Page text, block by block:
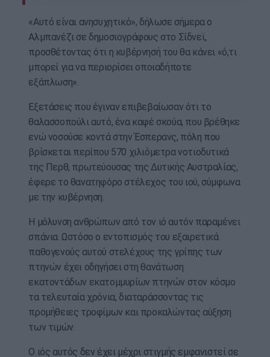
«Αυτό είναι ανησυχητικό», δήλωσε σήμερα ο
Αλμπανέζι σε δημοσιογράφους στο Σίδνεϊ,
προσθέτοντας ότι η κυβέρνησή του θα κάνει «ό,τι
μπορεί για να περιορίσει οποιαδήποτε
εξάπλωση».
Εξετάσεις που έγιναν επιβεβαίωσαν ότι το
θαλασσοπούλι αυτό, ένα καφέ σκούα, που βρέθηκε
ενώ νοσούσε κοντά στην Έσπερανς, πόλη που
βρίσκεται περίπου 570 χιλιόμετρα νοτιοδυτικά
της Περθ, πρωτεύουσας της Δυτικής Αυστραλίας,
έφερε το θανατηφόρο στέλεχος του ιού, σύμφωνα
με την κυβέρνηση.
Η μόλυνση ανθρώπων από τον ιό αυτόν παραμένει
σπάνια. Ωστόσο ο εντοπισμός του εξαιρετικά
παθογενούς αυτού στελέχους της γρίπης των
πτηνών έχει οδηγήσει στη θανάτωση
εκατοντάδων εκατομμυρίων πτηνών στον κόσμο
τα τελευταία χρόνια, διαταράσσοντας τις
προμήθειες τροφίμων και προκαλώντας αύξηση
των τιμών.
Ο ιός αυτός δεν έχει μέχρι στιγμής εμφανιστεί σε